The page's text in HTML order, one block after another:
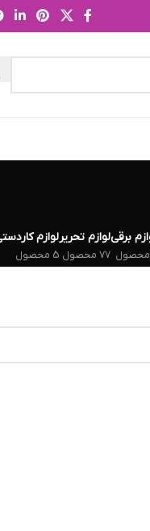
برقیلوازم تحریر
77 محصول
لوازم
5 محصول